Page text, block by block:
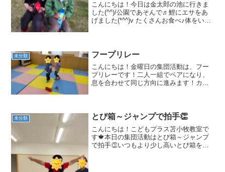
こんにちは！今日は金太郎の池に行きま
した(^^)/公園であそんで♬鯉にエサをあ
げました(*^^)v たくさんお食べ♪体をいっ
未分類 フープリレー
こんにちは！金曜日の集団活動は、フー
プリレーです！二人一組でペアになり、
息を合わせて同じ方向に進みます！カー
👏みんなニコニコ楽しそう...
未分類 とび箱～ジャンプで拍手👏
こんにちは！こどもプラス苫小牧教室で
す🍁本日の集団活動はとび箱～ジャンプ
で拍手👏いつもより少し高いとび箱を用